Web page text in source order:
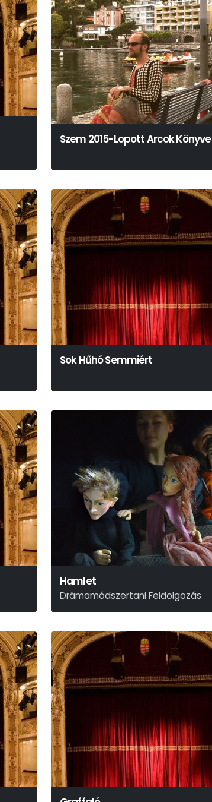
Szem 2015-Lopott Arcok Könyve
Sok Hűhó Semmiért
Hamlet
Drámamódszertani Feldolgozás